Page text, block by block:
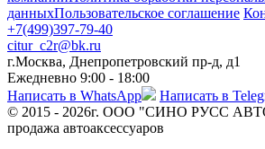
данныхПользовательское соглашение
+7(499)397-79-40
citur_c2r@bk.ru
г.Москва, Днепропетровский пр-д, д1
Ежедневно 9:00 - 18:00
Написать в WhatsApp
Написать в
© 2015 - 2026г. ООО "СИНО РУСС
продажа автоаксессуаров